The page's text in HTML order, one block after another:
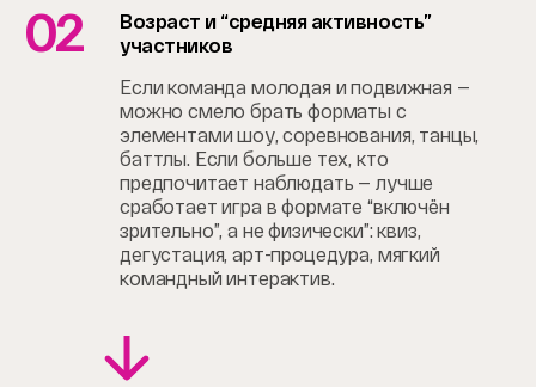
02
Возраст и “средняя активность”
участников
Если команда молодая и подвижная —
можно смело брать форматы с
элементами шоу, соревнования, танцы,
баттлы. Если больше тех, кто
предпочитает наблюдать — лучше
сработает игра в формате “включён
зрительно”, а не физически”: квиз,
дегустация, арт-процедура, мягкий
командный интерактив.